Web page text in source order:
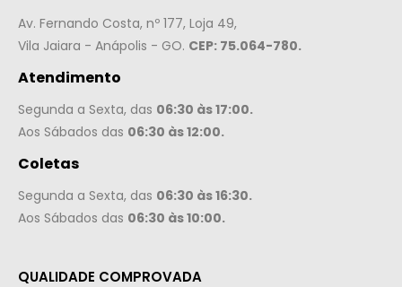
Av. Fernando Costa, nº 177, Loja 49,
Vila Jaiara - Anápolis - GO. CEP: 75.064-780.
Atendimento
Segunda a Sexta, das 06:30 às 17:00.
Aos Sábados das 06:30 às 12:00.
Coletas
Segunda a Sexta, das 06:30 às 16:30.
Aos Sábados das 06:30 às 10:00.
QUALIDADE COMPROVADA